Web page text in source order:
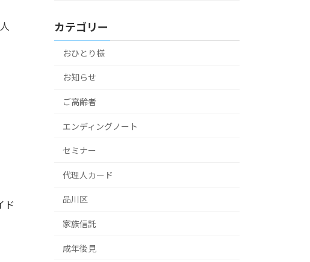
ド
カテゴリー
おひとり様
お知らせ
ご高齢者
エンディングノート
セミナー
代理人カード
品川区
家族信託
成年後見